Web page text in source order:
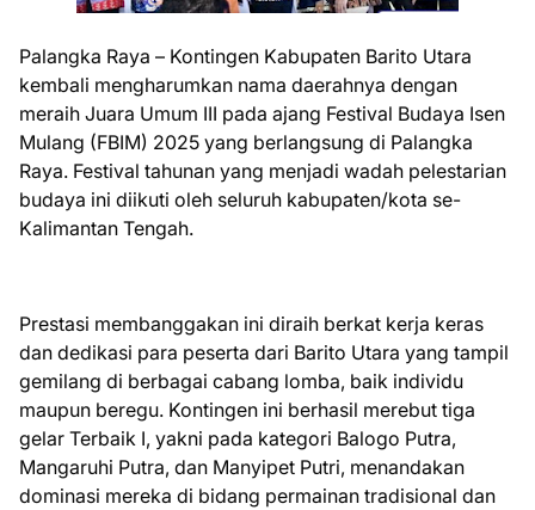
Palangka Raya – Kontingen Kabupaten Barito Utara
kembali mengharumkan nama daerahnya dengan
meraih Juara Umum III pada ajang Festival Budaya Isen
Mulang (FBIM) 2025 yang berlangsung di Palangka
Raya. Festival tahunan yang menjadi wadah pelestarian
budaya ini diikuti oleh seluruh kabupaten/kota se-
Kalimantan Tengah.
Prestasi membanggakan ini diraih berkat kerja keras
dan dedikasi para peserta dari Barito Utara yang tampil
gemilang di berbagai cabang lomba, baik individu
maupun beregu. Kontingen ini berhasil merebut tiga
gelar Terbaik I, yakni pada kategori Balogo Putra,
Mangaruhi Putra, dan Manyipet Putri, menandakan
dominasi mereka di bidang permainan tradisional dan